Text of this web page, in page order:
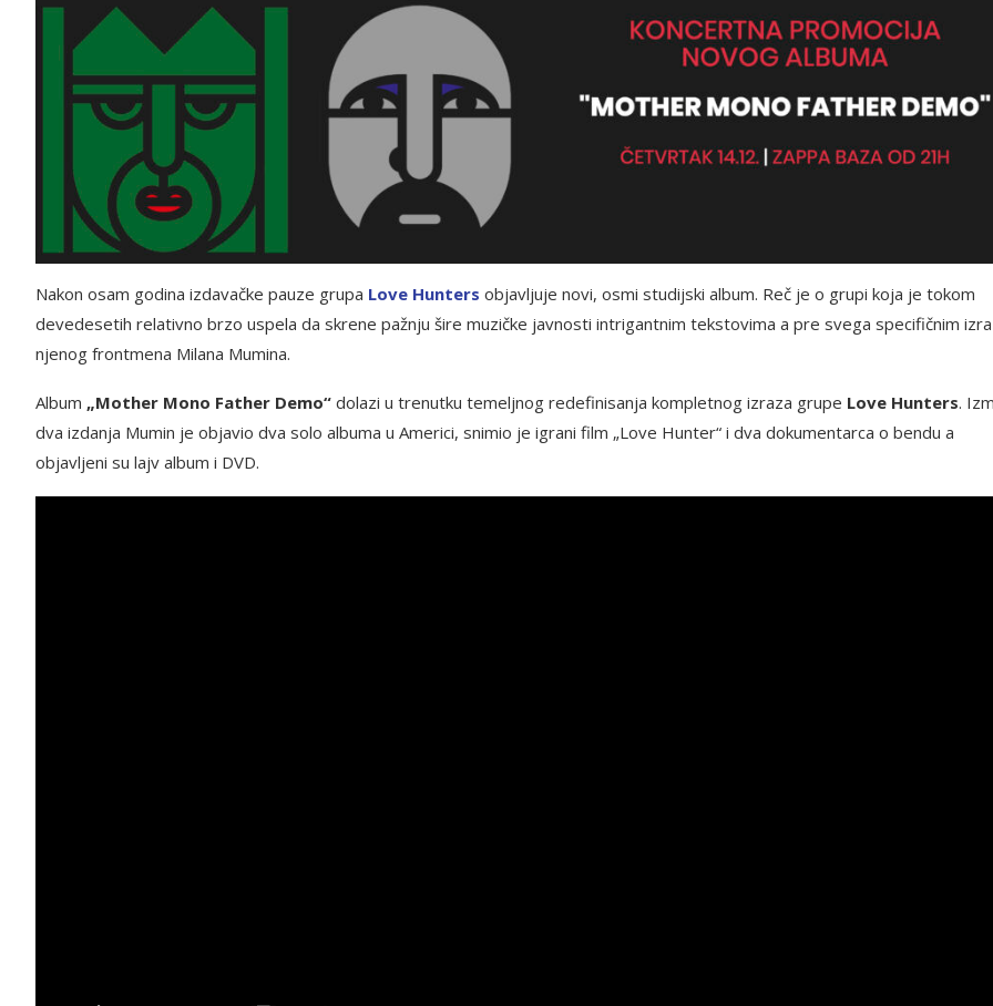
Nakon osam godina izdavačke pauze grupa Love Hunters objavljuje novi, osmi studijski album. Reč je o grupi koja je tokom
devedesetih relativno brzo uspela da skrene pažnju šire muzičke javnosti intrigantnim tekstovima a pre svega specifičnim
njenog frontmena Milana Mumina.
Album „Mother Mono Father Demo“ dolazi u trenutku temeljnog redefinisanja kompletnog izraza grupe Love Hunters.
dva izdanja Mumin je objavio dva solo albuma u Americi, snimio je igrani film „Love Hunter“ i dva dokumentarca o bendu a
objavljeni su lajv album i DVD.